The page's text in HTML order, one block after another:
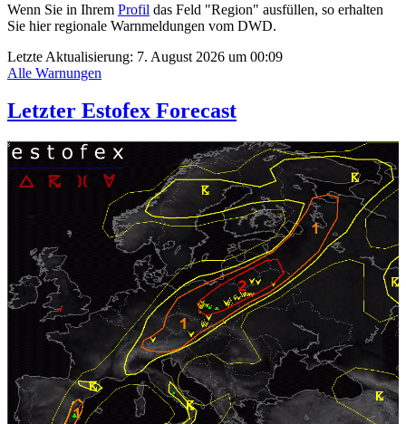
Wenn Sie in Ihrem Profil das Feld "Region" ausfüllen, so erhalten
Sie hier regionale Warnmeldungen vom DWD.
Letzte Aktualisierung: 7. August 2026 um 00:09
Alle Warnungen
Letzter Estofex Forecast